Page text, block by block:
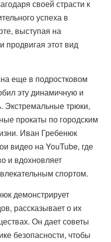
своей страсти к
успеха в
выступая на
продвигая этот вид
еще в подростковом
эту динамичную и
Экстремальные трюки,
прокаты по городским
Иван Гребенюк
видео на YouTube, где
и вдохновляет
спортом.
демонстрирует
рассказывает о их
Он дает советы
безопасности, чтобы